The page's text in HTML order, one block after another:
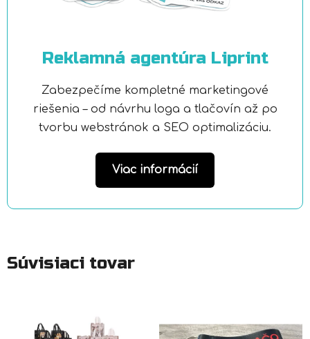
Reklamná agentúra Liprint
Zabezpečíme kompletné marketingové
riešenia – od návrhu loga a tlačovín až po
tvorbu webstránok a SEO optimalizáciu.
Viac informácií
Súvisiaci tovar